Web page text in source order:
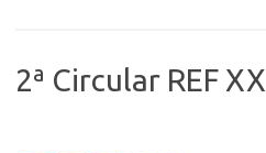
2ª Circular REF XX